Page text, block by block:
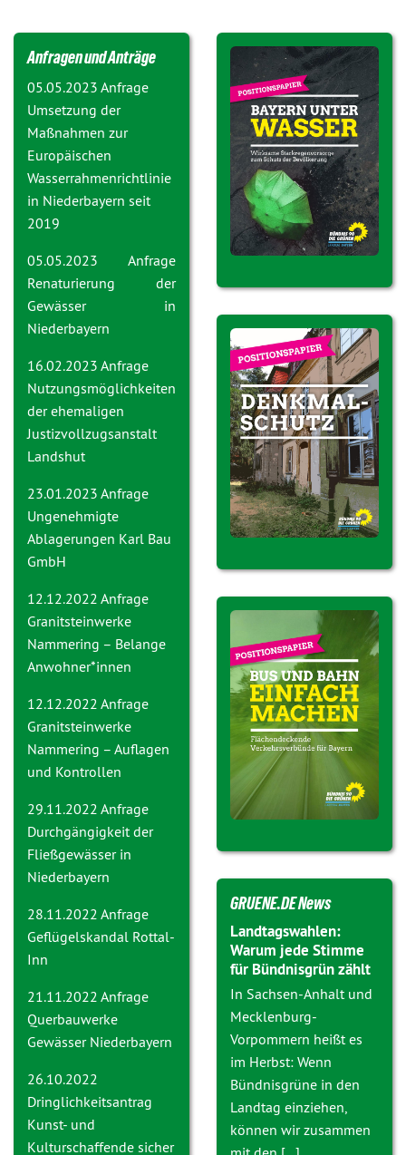
Anfragen und Anträge
05.05.2023 Anfrage
Umsetzung der
Maßnahmen zur
Europäischen
Wasserrahmenrichtlinie
in Niederbayern seit
2019
05.05.2023 Anfrage
Renaturierung der
Gewässer in
Niederbayern
16.02.2023 Anfrage
Nutzungsmöglichkeiten
der ehemaligen
Justizvollzugsanstalt
Landshut
23.01.2023 Anfrage
Ungenehmigte
Ablagerungen Karl Bau
GmbH
12.12.2022 Anfrage
Granitsteinwerke
Nammering – Belange
Anwohner*innen
12.12.2022 Anfrage
Granitsteinwerke
Nammering – Auflagen
und Kontrollen
29.11.2022 Anfrage
Durchgängigkeit der
Fließgewässer in
Niederbayern
28.11.2022 Anfrage
Geflügelskandal Rottal-
Inn
21.11.2022 Anfrage
Querbauwerke
Gewässer Niederbayern
26.10.2022
Dringlichkeitsantrag
Kunst- und
Kulturschaffende sicher
GRUENE.DE News
Landtagswahlen:
Warum jede Stimme
für Bündnisgrün zählt
In Sachsen-Anhalt und
Mecklenburg-
Vorpommern heißt es
im Herbst: Wenn
Bündnisgrüne in den
Landtag einziehen,
können wir zusammen